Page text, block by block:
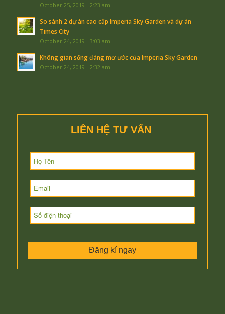
October 25, 2019 - 2:23 am
So sánh 2 dự án cao cấp Imperia Sky Garden và dự án
Times City
October 24, 2019 - 3:03 am
Không gian sống đáng mơ ước của Imperia Sky Garden
October 24, 2019 - 2:32 am
LIÊN HỆ TƯ VẤN
Đăng kí ngay